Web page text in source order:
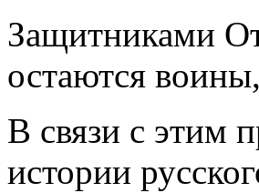
Защитниками
остаются
В связи с этим
истории